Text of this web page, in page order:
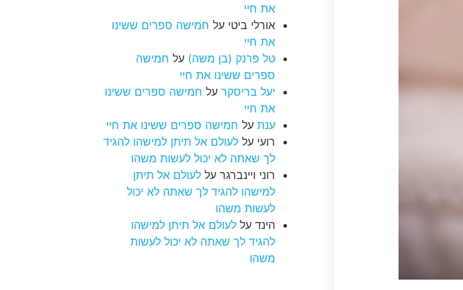
את חיי
אורלי ביטי על חמישה ספרים ששינו
את חיי
טל פרנק (בן משה) על חמישה
ספרים ששינו את חיי
יעל בריסקרעל חמישה ספרים ששינו
את חיי
ענתעל חמישה ספרים ששינו את חיי
רועי על לעולם אל תיתן למישהו להגיד
לך שאתה לא יכול לעשות משהו
רוני ויינברגרעל לעולם אל תיתן
למישהו להגיד לך שאתה לא יכול
לעשות משהו
הינדעל לעולם אל תיתן למישהו
להגיד לך שאתה לא יכול לעשות
משהו